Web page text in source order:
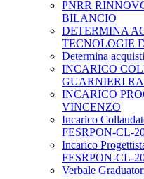
PNRR
BILANCIO
DETERMINA
TECNOLOGIE
Determina
INCARICO
GUARNIERI
INCARICO
VINCENZO
Incarico
FESRPON-CL-
Incarico
FESRPON-CL-
Verbale